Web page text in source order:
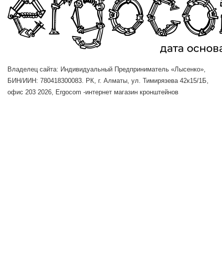
Владелец сайта: Индивидуальный Предприниматель «Лысенко»,
БИН/ИИН: 780418300083. РК, г. Алматы, ул. Тимирязева 42к15/1Б,
офис 203 2026, Ergocom -интернет магазин кронштейнов